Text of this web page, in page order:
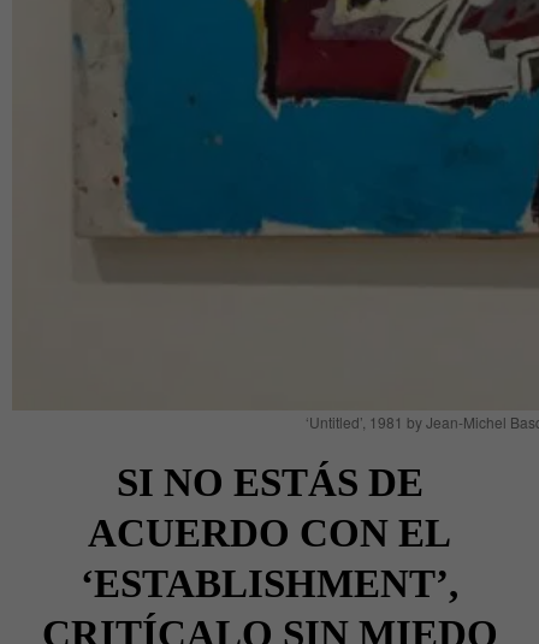
‘Untitled’, 1981 by Jean-Michel
SI NO ESTÁS DE
ACUERDO CON EL
‘ESTABLISHMENT’,
CRITÍCALO SIN MIEDO